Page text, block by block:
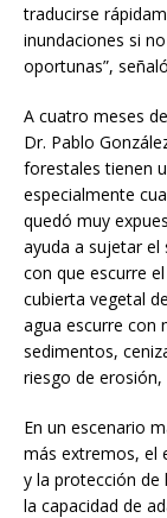
traducirse
inundaciones si
oportunas”,
A cuatro meses
Dr. Pablo
forestales tienen
especialmente
quedó muy
ayuda a sujetar el
con que escurre
cubierta vegetal
agua escurre con
sedimentos,
riesgo de erosión,
En un escenario
más extremos, el
y la protección de
la capacidad de